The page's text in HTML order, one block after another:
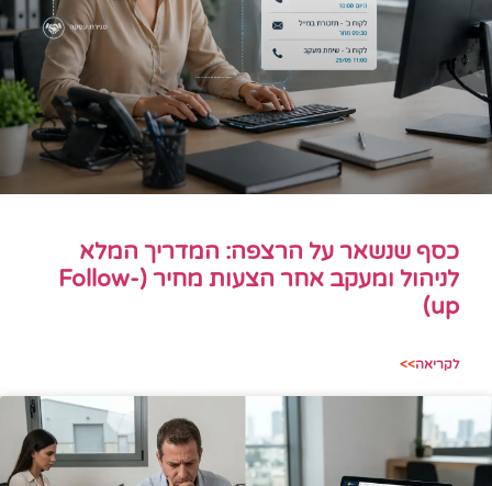
כסף שנשאר על הרצפה: המדריך המלא
לניהול ומעקב אחר הצעות מחיר (Follow-
up)
לקריאה>>